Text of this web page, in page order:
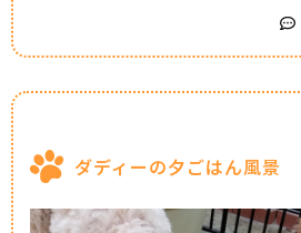
ダディーの夕ごはん風景